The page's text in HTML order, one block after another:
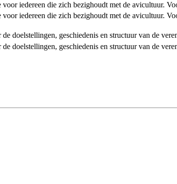
iedereen die zich bezighoudt met de avicultuur.
iedereen die zich bezighoudt met de avicultuur.
doelstellingen, geschiedenis en structuur van de
doelstellingen, geschiedenis en structuur van de